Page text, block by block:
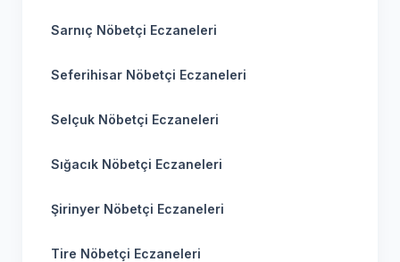
Sarnıç Nöbetçi Eczaneleri
Seferihisar Nöbetçi Eczaneleri
Selçuk Nöbetçi Eczaneleri
Sığacık Nöbetçi Eczaneleri
Şirinyer Nöbetçi Eczaneleri
Tire Nöbetçi Eczaneleri